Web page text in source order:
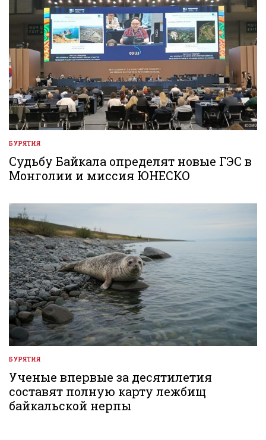
ОПУБЛИКОВАНО
В
БУРЯТИЯ
Судьбу Байкала определят новые ГЭС в
Монголии и миссия ЮНЕСКО
ОПУБЛИКОВАНО
В
БУРЯТИЯ
Ученые впервые за десятилетия
составят полную карту лежбищ
байкальской нерпы